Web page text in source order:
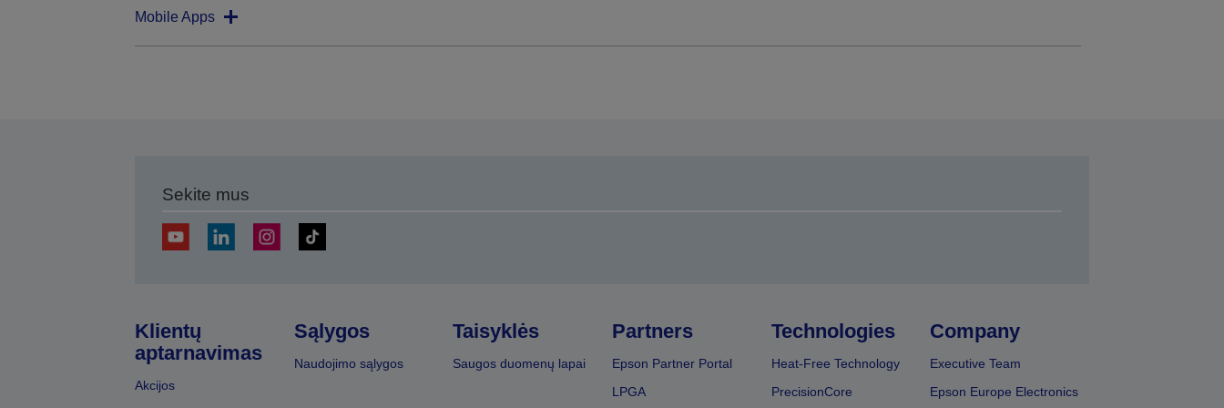
Mobile Apps
Sekite mus
Klientų
aptarnavimas
Akcijos
Sąlygos
Naudojimo sąlygos
Taisyklės
Saugos duomenų lapai
Partners
Epson Partner Portal
LPGA
Technologies
Heat-Free Technology
PrecisionCore
Company
Executive Team
Epson Europe Electronics